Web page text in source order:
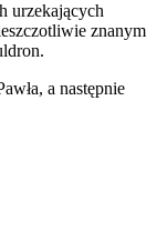
urzekających
znanym
a następnie